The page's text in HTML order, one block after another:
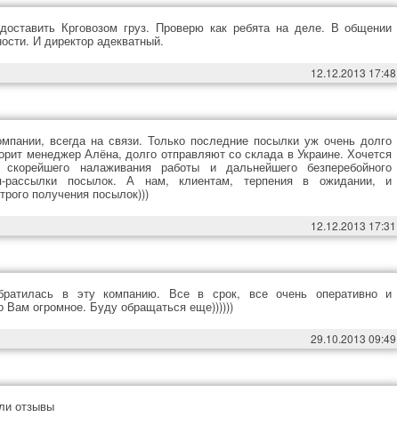
Крговозом груз. Проверю как ребята на деле. В общении
И директор адекватный.
12.12.2013 17:48
всегда на связи. Только последние посылки уж очень долго
менеджер Алёна, долго отправляют со склада в Украине. Хочется
налаживания работы и дальнейшего безперебойного
рассылки посылок. А нам, клиентам, терпения в ожидании, и
получения посылок)))
12.12.2013 17:31
в эту компанию. Все в срок, все очень оперативно и
Вам огромное. Буду обращаться еще))))))
29.10.2013 09:49
отзывы